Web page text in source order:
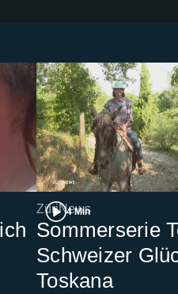
4 Min
ZüriNews
Sommerserie
Schweizer
Toskana